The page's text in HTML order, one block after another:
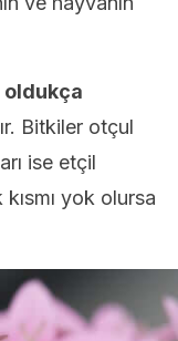
oldukça
Bitkiler otçul
ise etçil
yok olursa